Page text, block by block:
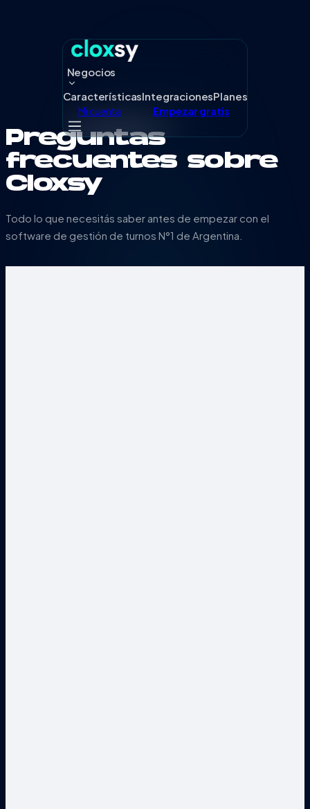
Negocios
CaracterísticasIntegracionesPlanes
Mi cuenta Empezar gratis
Preguntas
frecuentes sobre
Cloxsy
Todo lo que necesitás saber antes de empezar con el
software de gestión de turnos N°1 de Argentina.